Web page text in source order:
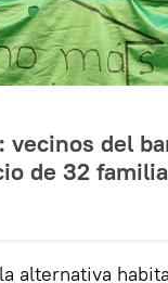
del
de 32
alternativa